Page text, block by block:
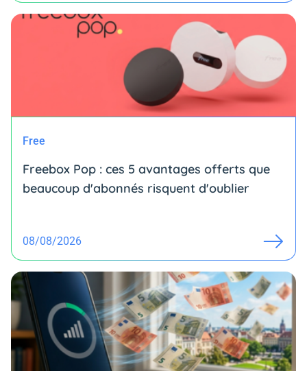
Free
Freebox Pop : ces 5 avantages offerts que
beaucoup d'abonnés risquent d'oublier
08/08/2026